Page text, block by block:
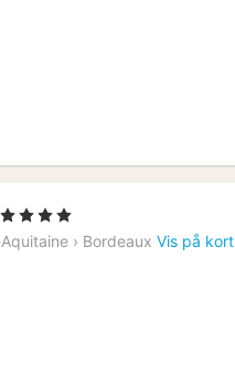
› Bordeaux Vis på kort